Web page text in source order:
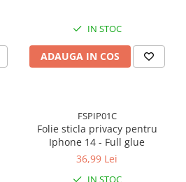
IN STOC
ADAUGA IN COS
FSPIP01C
Folie sticla privacy pentru
Iphone 14 - Full glue
36,99 Lei
IN STOC